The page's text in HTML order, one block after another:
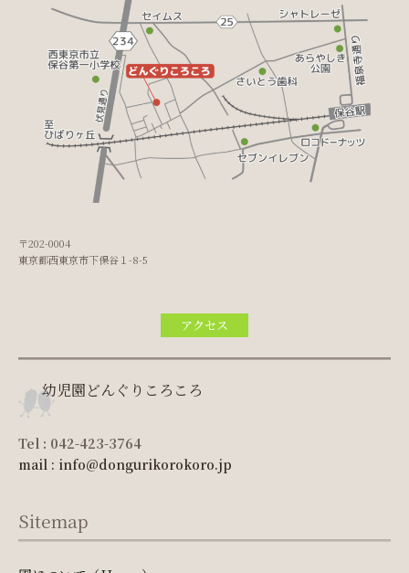
〒202-0004
東京都西東京市下保谷１-8-5
アクセス
幼児園どんぐりころころ
Tel : 042-423-3764
mail : info@dongurikorokoro.jp
Sitemap